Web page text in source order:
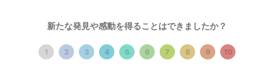
る作家＝いい作家」という感覚があったんです。作品の販
売だけで生活できるアーティストがプロフェッショナルだ
新たな発見や感動を得ることはできましたか？
1 2 3 4 5 6 7 8 9 10